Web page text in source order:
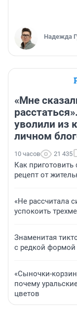
Надежда
«Мне
уволили из
личном
10 часов 21 435
Как
рецепт от
«Не рассчитала
успокоить
Знаменитая
с редкой формой
«Сыночки-
почему
цветов